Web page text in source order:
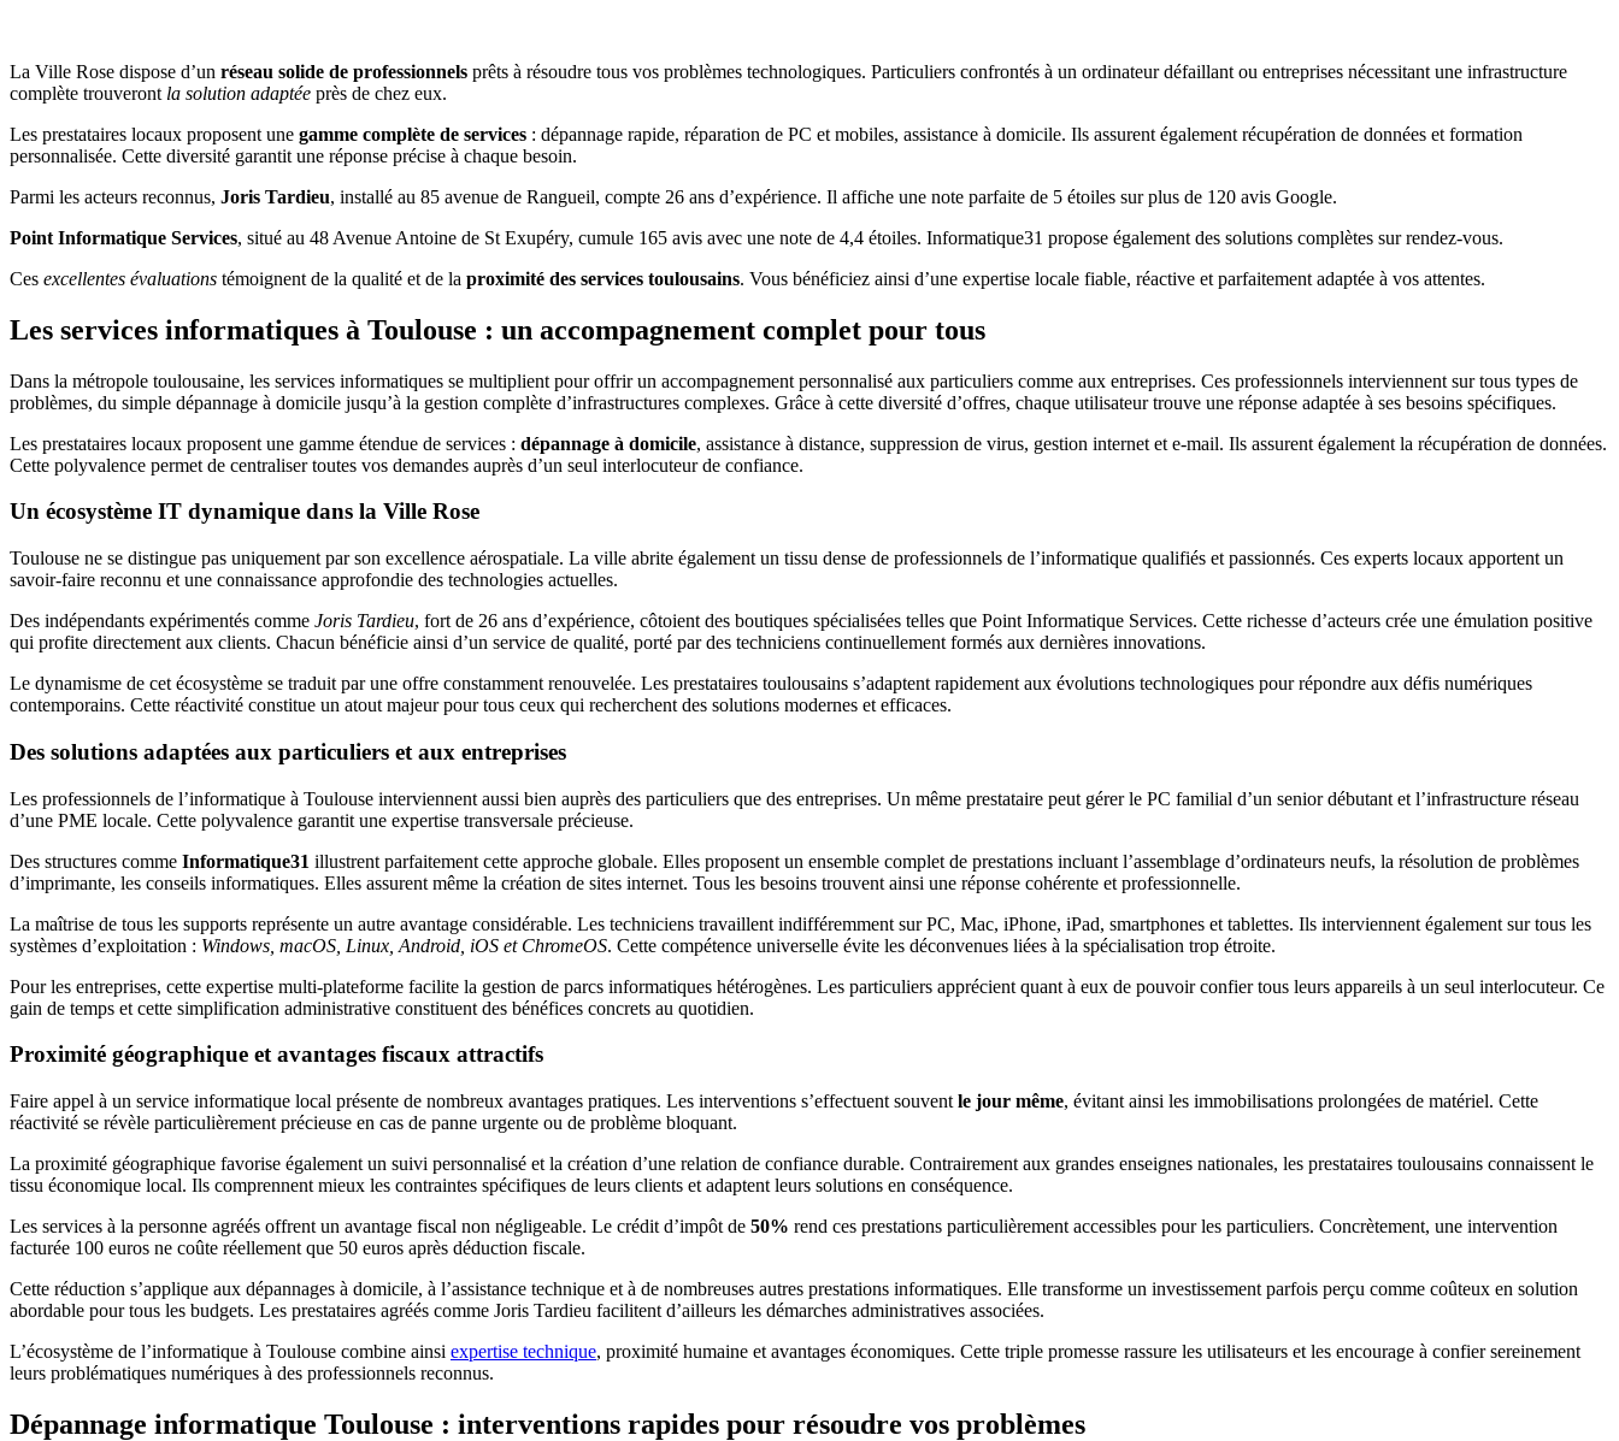
La Ville Rose dispose d’un réseau solide de professionnels prêts à résoudre tous vos problèmes technologiques. Particuliers confrontés à un ordinateur défaillant ou entreprises nécessitant une infrastructure
complète trouveront la solution adaptée près de chez eux.
Les prestataires locaux proposent une gamme complète de services : dépannage rapide, réparation de PC et mobiles, assistance à domicile. Ils assurent également récupération de données et formation
personnalisée. Cette diversité garantit une réponse précise à chaque besoin.
Parmi les acteurs reconnus, Joris Tardieu, installé au 85 avenue de Rangueil, compte 26 ans d’expérience. Il affiche une note parfaite de 5 étoiles sur plus de 120 avis Google.
Point Informatique Services, situé au 48 Avenue Antoine de St Exupéry, cumule 165 avis avec une note de 4,4 étoiles. Informatique31 propose également des solutions complètes sur rendez-vous.
Ces excellentes évaluations témoignent de la qualité et de la proximité des services toulousains. Vous bénéficiez ainsi d’une expertise locale fiable, réactive et parfaitement adaptée à vos attentes.
Les services informatiques à Toulouse : un accompagnement complet pour tous
Dans la métropole toulousaine, les services informatiques se multiplient pour offrir un accompagnement personnalisé aux particuliers comme aux entreprises. Ces professionnels interviennent sur tous types de
problèmes, du simple dépannage à domicile jusqu’à la gestion complète d’infrastructures complexes. Grâce à cette diversité d’offres, chaque utilisateur trouve une réponse adaptée à ses besoins spécifiques.
Les prestataires locaux proposent une gamme étendue de services : dépannage à domicile, assistance à distance, suppression de virus, gestion internet et e-mail. Ils assurent également la récupération de données.
Cette polyvalence permet de centraliser toutes vos demandes auprès d’un seul interlocuteur de confiance.
Un écosystème IT dynamique dans la Ville Rose
Toulouse ne se distingue pas uniquement par son excellence aérospatiale. La ville abrite également un tissu dense de professionnels de l’informatique qualifiés et passionnés. Ces experts locaux apportent un
savoir-faire reconnu et une connaissance approfondie des technologies actuelles.
Des indépendants expérimentés comme Joris Tardieu, fort de 26 ans d’expérience, côtoient des boutiques spécialisées telles que Point Informatique Services. Cette richesse d’acteurs crée une émulation positive
qui profite directement aux clients. Chacun bénéficie ainsi d’un service de qualité, porté par des techniciens continuellement formés aux dernières innovations.
Le dynamisme de cet écosystème se traduit par une offre constamment renouvelée. Les prestataires toulousains s’adaptent rapidement aux évolutions technologiques pour répondre aux défis numériques
contemporains. Cette réactivité constitue un atout majeur pour tous ceux qui recherchent des solutions modernes et efficaces.
Des solutions adaptées aux particuliers et aux entreprises
Les professionnels de l’informatique à Toulouse interviennent aussi bien auprès des particuliers que des entreprises. Un même prestataire peut gérer le PC familial d’un senior débutant et l’infrastructure réseau
d’une PME locale. Cette polyvalence garantit une expertise transversale précieuse.
Des structures comme Informatique31 illustrent parfaitement cette approche globale. Elles proposent un ensemble complet de prestations incluant l’assemblage d’ordinateurs neufs, la résolution de problèmes
d’imprimante, les conseils informatiques. Elles assurent même la création de sites internet. Tous les besoins trouvent ainsi une réponse cohérente et professionnelle.
La maîtrise de tous les supports représente un autre avantage considérable. Les techniciens travaillent indifféremment sur PC, Mac, iPhone, iPad, smartphones et tablettes. Ils interviennent également sur tous les
systèmes d’exploitation : Windows, macOS, Linux, Android, iOS et ChromeOS. Cette compétence universelle évite les déconvenues liées à la spécialisation trop étroite.
Pour les entreprises, cette expertise multi-plateforme facilite la gestion de parcs informatiques hétérogènes. Les particuliers apprécient quant à eux de pouvoir confier tous leurs appareils à un seul interlocuteur. Ce
gain de temps et cette simplification administrative constituent des bénéfices concrets au quotidien.
Proximité géographique et avantages fiscaux attractifs
Faire appel à un service informatique local présente de nombreux avantages pratiques. Les interventions s’effectuent souvent le jour même, évitant ainsi les immobilisations prolongées de matériel. Cette
réactivité se révèle particulièrement précieuse en cas de panne urgente ou de problème bloquant.
La proximité géographique favorise également un suivi personnalisé et la création d’une relation de confiance durable. Contrairement aux grandes enseignes nationales, les prestataires toulousains connaissent le
tissu économique local. Ils comprennent mieux les contraintes spécifiques de leurs clients et adaptent leurs solutions en conséquence.
Les services à la personne agréés offrent un avantage fiscal non négligeable. Le crédit d’impôt de 50% rend ces prestations particulièrement accessibles pour les particuliers. Concrètement, une intervention
facturée 100 euros ne coûte réellement que 50 euros après déduction fiscale.
Cette réduction s’applique aux dépannages à domicile, à l’assistance technique et à de nombreuses autres prestations informatiques. Elle transforme un investissement parfois perçu comme coûteux en solution
abordable pour tous les budgets. Les prestataires agréés comme Joris Tardieu facilitent d’ailleurs les démarches administratives associées.
L’écosystème de l’informatique à Toulouse combine ainsi expertise technique, proximité humaine et avantages économiques. Cette triple promesse rassure les utilisateurs et les encourage à confier sereinement
leurs problématiques numériques à des professionnels reconnus.
Dépannage informatique Toulouse : interventions rapides pour résoudre vos problèmes